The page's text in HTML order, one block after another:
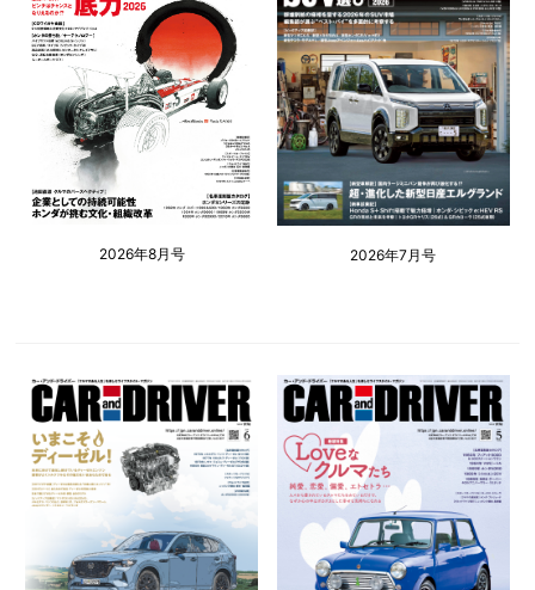
2026年8月号 2026年7月号